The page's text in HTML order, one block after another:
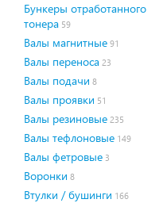
Бункеры отработанного
тонера 59
Валы магнитные 91
Валы переноса 23
Валы подачи 8
Валы проявки 51
Валы резиновые 235
Валы тефлоновые 149
Валы фетровые 3
Воронки 8
Втулки / бушинги 166